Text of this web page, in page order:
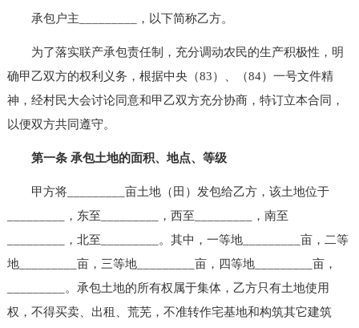
承包户主_________，以下简称乙方。
为了落实联产承包责任制，充分调动农民的生产积极性，明
确甲乙双方的权利义务，根据中央（83）、（84）一号文件精
神，经村民大会讨论同意和甲乙双方充分协商，特订立本合同，
以便双方共同遵守。
第一条 承包土地的面积、地点、等级
甲方将_________亩土地（田）发包给乙方，该土地位于
_________，东至_________，西至_________，南至
_________，北至_________。其中，一等地_________亩，二等
地_________亩，三等地_________亩，四等地_________亩，
_________。承包土地的所有权属于集体，乙方只有土地使用
权，不得买卖、出租、荒芜，不准转作宅基地和构筑其它建筑